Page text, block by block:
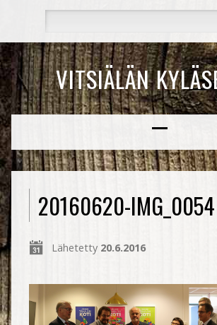
VITSIÄLÄN
20160620-IMG_0054
Lähetetty 20.6.2016